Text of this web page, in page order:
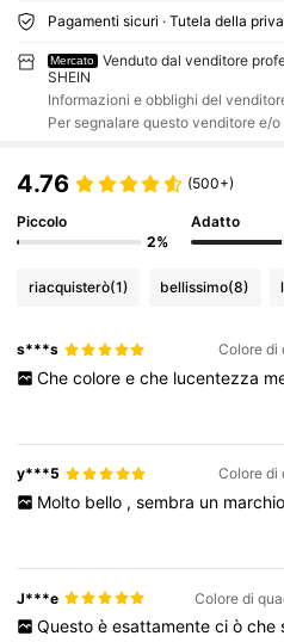
Pagamenti sicuri · Tutela della
Mercato
Venduto dal venditore
SHEIN
Informazioni e obblighi del
Per segnalare questo venditore e/
4.76 (500+)
Piccolo
2%
Adatto
riacquisterò(1) bellissimo(8)
s***s Colore di
Che colore e che lucentezza
y***5 Colore di
Molto bello , sembra un marchio
J***e Colore di
Questo è esattamente ci ò che